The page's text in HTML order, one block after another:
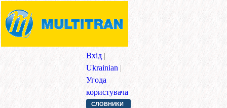
Вхід |
Ukrainian |
Угода
користувача
СЛОВНИКИ